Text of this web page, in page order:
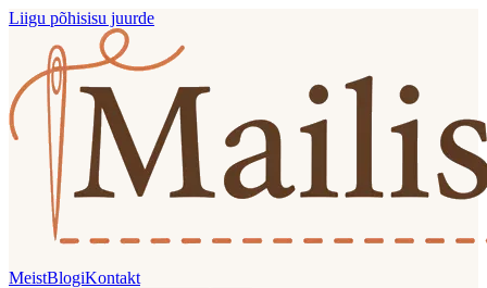
Liigu põhisisu juurde
MeistBlogiKontakt